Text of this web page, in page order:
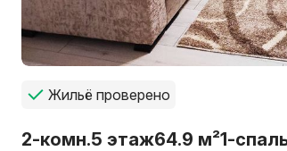
Жильё проверено
2-комн.5 этаж64.9 м²1-